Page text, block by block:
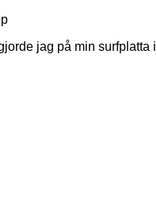
jag på min